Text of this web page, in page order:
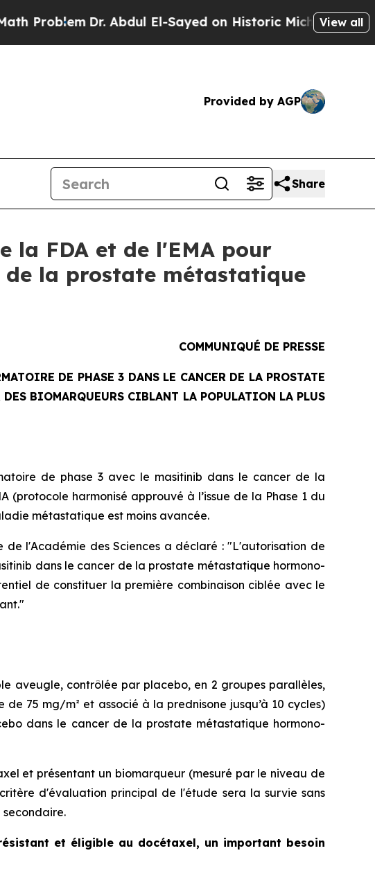
Dr. Abdul El-Sayed on Historic Michigan Win: “People
View all
Provided by AGP
Share
la FDA et de l'EMA pour
de la prostate métastatique
COMMUNIQUÉ DE PRESSE
DE PHASE 3 DANS LE CANCER DE LA PROSTATE
BIOMARQUEURS CIBLANT LA POPULATION LA PLUS
de phase 3 avec le masitinib dans le cancer de la
harmonisé approuvé à l’issue de la Phase 1 du
métastatique est moins avancée.
de l'Académie des Sciences a déclaré : "L'autorisation de
dans le cancer de la prostate métastatique hormono-
de constituer la première combinaison ciblée avec le
aveugle, contrôlée par placebo, en 2 groupes parallèles,
75 mg/m² et associé à la prednisone jusqu’à 10 cycles)
dans le cancer de la prostate métastatique hormono-
et présentant un biomarqueur (mesuré par le niveau de
d'évaluation principal de l'étude sera la survie sans
et éligible au docétaxel, un important besoin